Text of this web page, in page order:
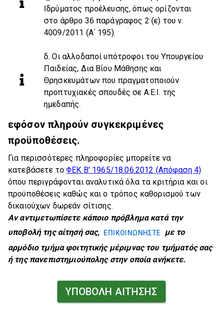
Ιδρύματος προέλευσης, όπως ορίζονται
στο άρθρο 36 παράγραφος 2 (ε) του ν.
4009/2011 (Α΄ 195).
δ. Οι αλλοδαποί υπότροφοι του Υπουργείου
Παιδείας, Δια Βίου Μάθησης και
Θρησκευμάτων που πραγματοποιούν
προπτυχιακές σπουδές σε Α.Ε.Ι. της
ημεδαπής.
εφόσον πληρούν συγκεκριμένες
προϋποθέσεις.
Για περισσότερες πληροφορίες μπορείτε να
κατεβάσετε τοΦΕΚ Β' 1965/18.06.2012 (Απόφαση 4)
όπου περιγράφονται αναλυτικά όλα τα κριτήρια και οι
προϋποθέσεις καθώς και ο τρόπος καθορισμού των
δικαιούχων δωρεάν σίτισης.
Αν αντιμετωπίσετε κάποιο πρόβλημα κατά την
υποβολή της αίτησή σας,
ΕΠΙΚΟΙΝΩΝΗΣΤΕ
με το
αρμόδιο τμήμα φοιτητικής μέριμνας του τμήματός σας
ή της πανεπιστημιούπολης στην οποία ανήκετε.
ΥΠΟΒΟΛΗ ΑΙΤΗΣΗΣ